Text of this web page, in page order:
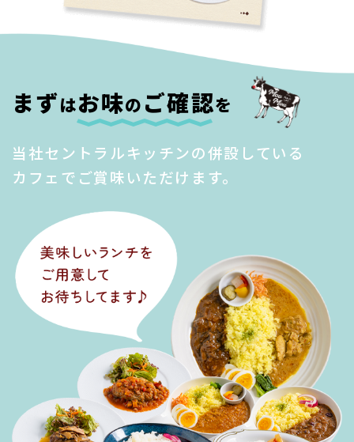
まずはお味の ご確認を
当社セントラルキッチンの併設している
カフェでご賞味いただけます。